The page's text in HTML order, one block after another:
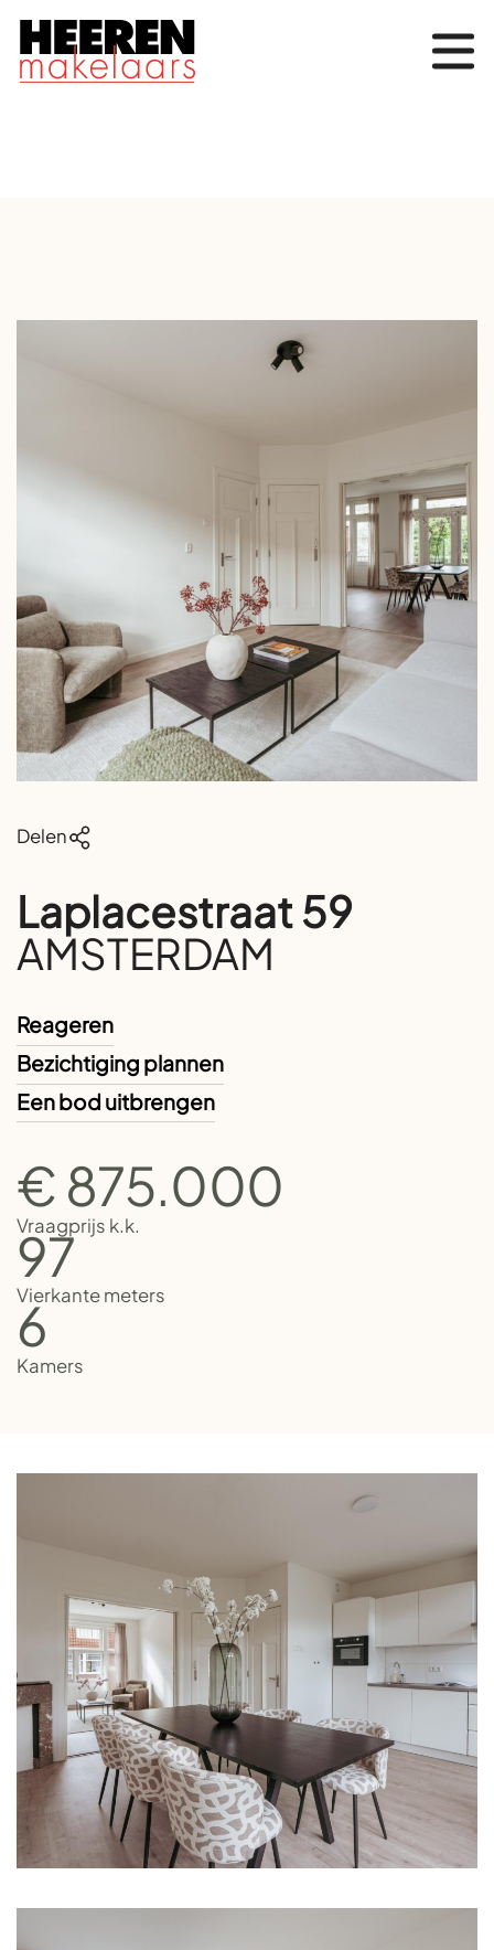
Delen
Laplacestraat 59
AMSTERDAM
Reageren
Bezichtiging plannen
Een bod uitbrengen
€ 875.000
Vraagprijs k.k.
97
Vierkante meters
6
Kamers